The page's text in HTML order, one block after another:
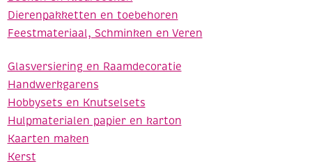
Dierenpakketten en toebehoren
Feestmateriaal, Schminken en Veren
Glasversiering en Raamdecoratie
Handwerkgarens
Hobbysets en Knutselsets
Hulpmaterialen papier en karton
Kaarten maken
Kerst